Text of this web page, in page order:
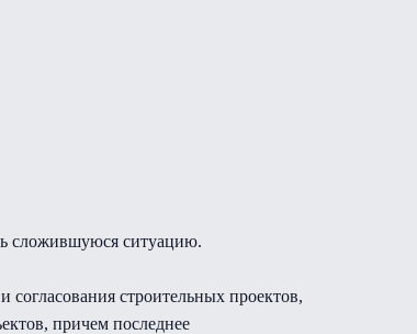
сложившуюся ситуацию.
строительных проектов,
причем последнее